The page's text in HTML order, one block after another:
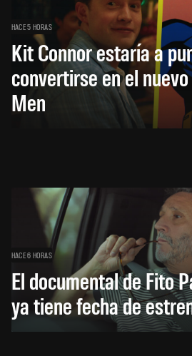
HACE 5 HORAS
Kit Connor estaría a
convertirse en el
Men
HACE 6 HORAS
El documental de Fito
ya tiene fecha de